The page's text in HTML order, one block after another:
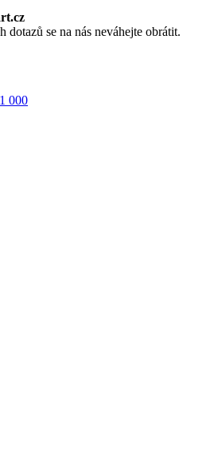
se na nás neváhejte obrátit.
000